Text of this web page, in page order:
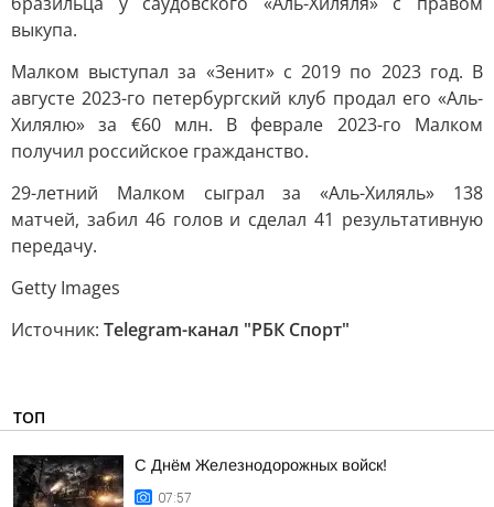
выкупа.
Малком выступал за «Зенит» с 2019 по 2023 год. В
августе 2023-го петербургский клуб продал его «Аль-
Хилялю» за €60 млн. В феврале 2023-го Малком
получил российское гражданство.
29-летний Малком сыграл за «Аль-Хиляль» 138
матчей, забил 46 голов и сделал 41 результативную
передачу.
Getty Images
Источник: Telegram-канал "РБК Спорт"
ТОП
С Днём Железнодорожных войск!
07:57